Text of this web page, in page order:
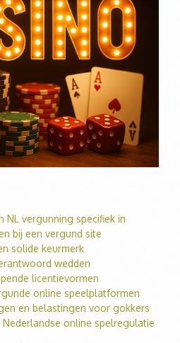
NL vergunning specifiek in
bij een vergund site
solide keurmerk
wedden
licentievormen
online speelplatformen
en belastingen voor gokkers
online spelregulatie